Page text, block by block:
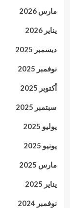
مارس 2026
يناير 2026
ديسمبر 2025
نوفمبر 2025
أكتوبر 2025
سبتمبر 2025
يوليو 2025
يونيو 2025
مارس 2025
يناير 2025
نوفمبر 2024